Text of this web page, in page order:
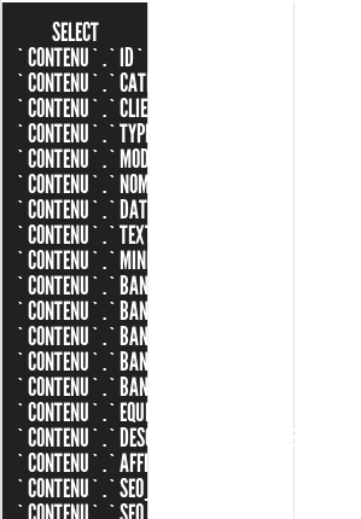
SELECT
`CONTENU`.`ID`,
`CONTENU`.`CATEGORIE_ID`,
`CONTENU`.`CLIENT_ID`,
`CONTENU`.`TYPE_ID`,
`CONTENU`.`MODELE_ID`,
`CONTENU`.`NOM`,
`CONTENU`.`DATE`,
`CONTENU`.`TEXTE`,
`CONTENU`.`MINIATURE`,
`CONTENU`.`BANNIERE`,
`CONTENU`.`BANNIERE_XXL`,
`CONTENU`.`BANNIERE_XL`,
`CONTENU`.`BANNIERE_L`,
`CONTENU`.`BANNIERE_M`,
`CONTENU`.`EQUIPEMENTS`,
`CONTENU`.`DESCRIPTION_TECHNIQUES`,
`CONTENU`.`AFFICHER_PORTFOLIO`,
`CONTENU`.`SEO_SLUG`,